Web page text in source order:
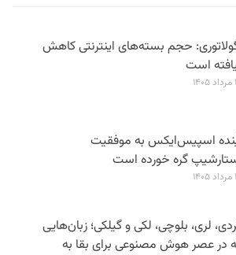
حجم بسته‌های اینترنتی کاهش
است
اسپیس‌ایکس به موفقیت
گره خورده است
لری، بلوچی، لکی و گیلکی؛ زبان‌هایی
در عصر هوش مصنوعی برای بقا به